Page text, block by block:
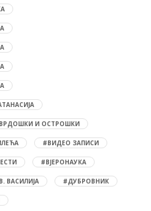
И ОСТРОШКИ
#ВИДЕО ЗАПИСИ
#ВЈЕРОНАУКА
ВАСИЛИЈА #ДУБРОВНИК